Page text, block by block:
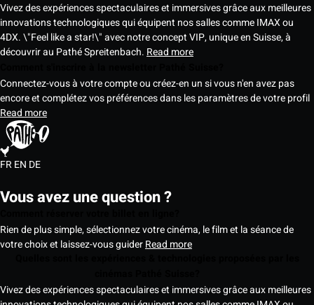
Vivez des expériences spectaculaires et immersives grâce aux meilleures
innovations technologiques qui équipent nos salles comme IMAX ou
4DX. \"Feel like a star!\" avec notre concept VIP, unique en Suisse, à
découvrir au Pathé Spreitenbach. Read more
Connectez-vous à votre compte ou créez-en un si vous n'en avez pas
encore et complétez vos préférences dans les paramètres de votre profil
Read more
FREN DE
Vous avez une question ?
Rien de plus simple, sélectionnez votre cinéma, le film et la séance de
votre choix et laissez-vous guiderRead more
Vivez des expériences spectaculaires et immersives grâce aux meilleures